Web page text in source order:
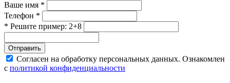
Ваше имя *
Телефон *
* Решите пример: 2+8
Отправить
Согласен на обработку персональных данных. Ознакомлен
с политикой конфиденциальности